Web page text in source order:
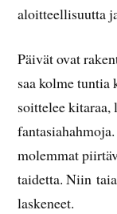
aloitteellisuutta
Päivät ovat
saa kolme tuntia
soittelee
molemmat
taidetta. Niin
laskeneet.